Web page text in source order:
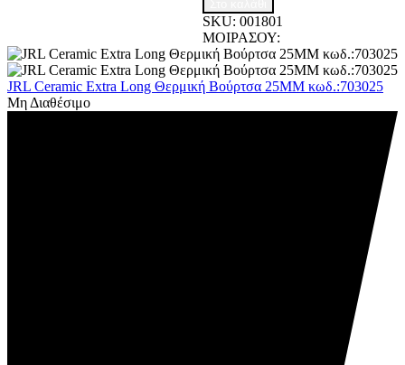
SKU: 001801
ΜΟΙΡΑΣΟΥ:
JRL Ceramic Extra Long Θερμική Βούρτσα 25MM κωδ.:703025
Μη Διαθέσιμο